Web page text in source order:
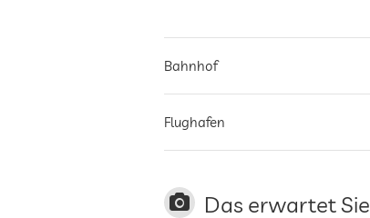
Bahnhof
Flughafen
Das erwartet Sie